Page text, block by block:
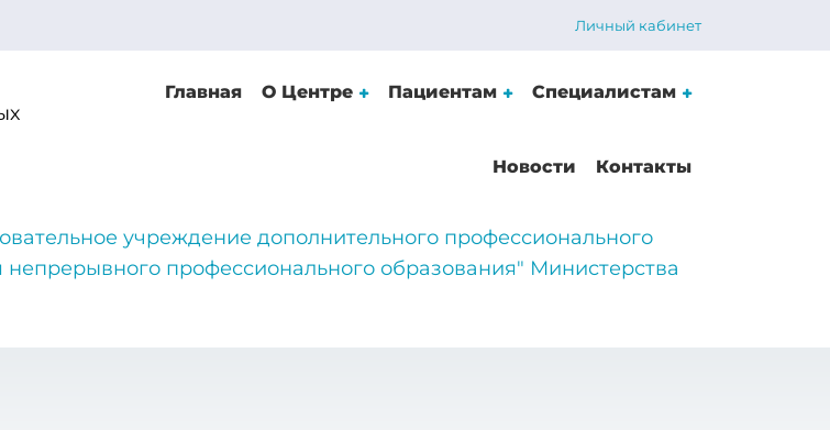
Личный кабинет
Главная О Центре Пациентам Специалистам
Новости Контакты
учреждение дополнительного профессионального
профессионального образования" Министерства